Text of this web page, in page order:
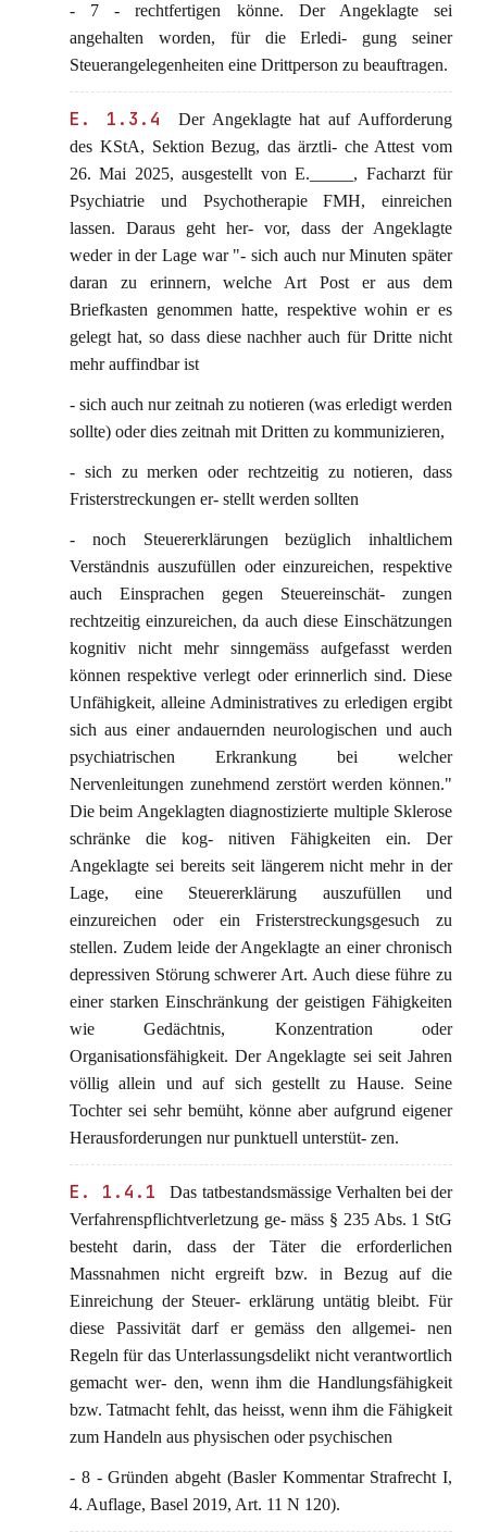
- 7 - rechtfertigen könne. Der Angeklagte sei
angehalten worden, für die Erledi- gung seiner
Steuerangelegenheiten eine Drittperson zu beauftragen.
E. 1.3.4
Der Angeklagte hat auf Aufforderung
des KStA, Sektion Bezug, das ärztli- che Attest vom
26. Mai 2025, ausgestellt von E._____, Facharzt für
Psychiatrie und Psychotherapie FMH, einreichen
lassen. Daraus geht her- vor, dass der Angeklagte
weder in der Lage war "- sich auch nur Minuten später
daran zu erinnern, welche Art Post er aus dem
Briefkasten genommen hatte, respektive wohin er es
gelegt hat, so dass diese nachher auch für Dritte nicht
mehr auffindbar ist
- sich auch nur zeitnah zu notieren (was erledigt werden
sollte) oder dies zeitnah mit Dritten zu kommunizieren,
- sich zu merken oder rechtzeitig zu notieren, dass
Fristerstreckungen er- stellt werden sollten
- noch Steuererklärungen bezüglich inhaltlichem
Verständnis auszufüllen oder einzureichen, respektive
auch Einsprachen gegen Steuereinschät- zungen
rechtzeitig einzureichen, da auch diese Einschätzungen
kognitiv nicht mehr sinngemäss aufgefasst werden
können respektive verlegt oder erinnerlich sind. Diese
Unfähigkeit, alleine Administratives zu erledigen ergibt
sich aus einer andauernden neurologischen und auch
psychiatrischen Erkrankung bei welcher
Nervenleitungen zunehmend zerstört werden können."
Die beim Angeklagten diagnostizierte multiple Sklerose
schränke die kog- nitiven Fähigkeiten ein. Der
Angeklagte sei bereits seit längerem nicht mehr in der
Lage, eine Steuererklärung auszufüllen und
einzureichen oder ein Fristerstreckungsgesuch zu
stellen. Zudem leide der Angeklagte an einer chronisch
depressiven Störung schwerer Art. Auch diese führe zu
einer starken Einschränkung der geistigen Fähigkeiten
wie Gedächtnis, Konzentration oder
Organisationsfähigkeit. Der Angeklagte sei seit Jahren
völlig allein und auf sich gestellt zu Hause. Seine
Tochter sei sehr bemüht, könne aber aufgrund eigener
Herausforderungen nur punktuell unterstüt- zen.
E. 1.4.1
Das tatbestandsmässige Verhalten bei der
Verfahrenspflichtverletzung ge- mäss § 235 Abs. 1 StG
besteht darin, dass der Täter die erforderlichen
Massnahmen nicht ergreift bzw. in Bezug auf die
Einreichung der Steuer- erklärung untätig bleibt. Für
diese Passivität darf er gemäss den allgemei- nen
Regeln für das Unterlassungsdelikt nicht verantwortlich
gemacht wer- den, wenn ihm die Handlungsfähigkeit
bzw. Tatmacht fehlt, das heisst, wenn ihm die Fähigkeit
zum Handeln aus physischen oder psychischen
- 8 - Gründen abgeht (Basler Kommentar Strafrecht I,
4. Auflage, Basel 2019, Art. 11 N 120).